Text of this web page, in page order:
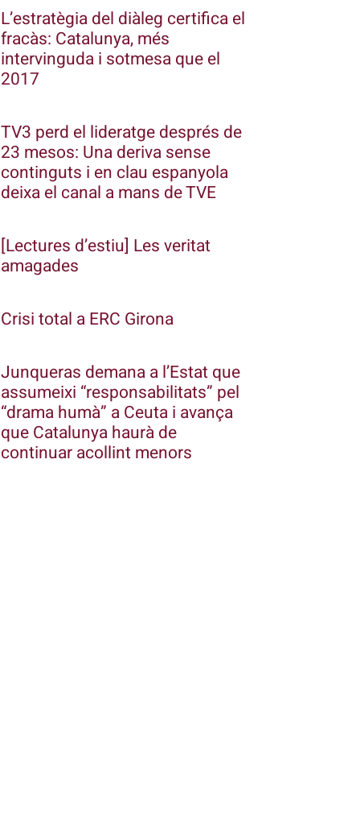
L’estratègia del diàleg certifica el
fracàs: Catalunya, més
intervinguda i sotmesa que el
2017
TV3 perd el lideratge després de
23 mesos: Una deriva sense
continguts i en clau espanyola
deixa el canal a mans de TVE
[Lectures d’estiu] Les veritat
amagades
Crisi total a ERC Girona
Junqueras demana a l’Estat que
assumeixi “responsabilitats” pel
“drama humà” a Ceuta i avança
que Catalunya haurà de
continuar acollint menors